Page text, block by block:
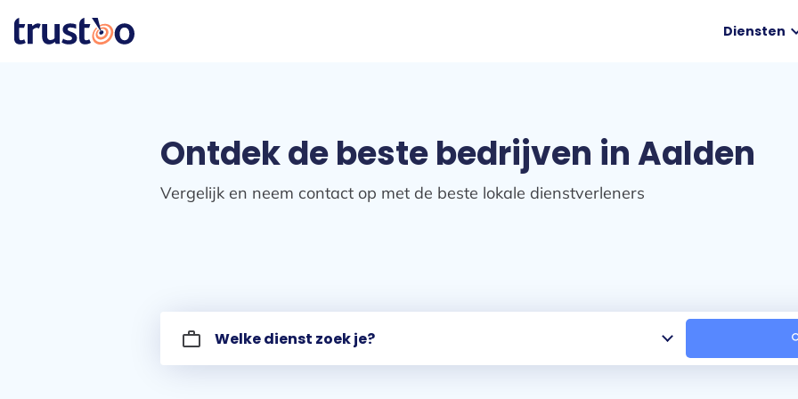
Diensten
Ontdek de beste bedrijven in Aalden
Vergelijk en neem contact op met de beste lokale dienstverleners
work_outline